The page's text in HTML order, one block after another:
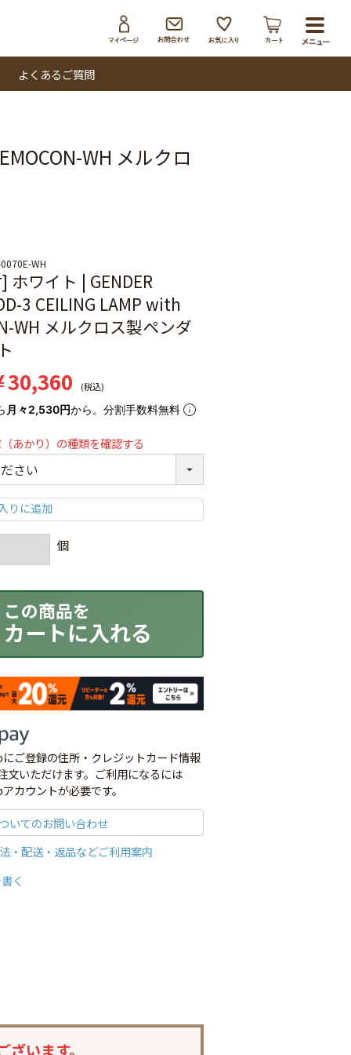
よくあるご質問
WH メルクロ
WH
ホワイト | GENDER
3 CEILING LAMP with
WH メルクロス製ペンダ
30,360 税込
月々2,530円から。分割手数料無料
あかり）の種類を確認する
カートに入れる
ご登録の住所・クレジットカード情報
文いただけます。ご利用になるには
カウントが必要です。
いてのお問い合わせ
・配送・返品などご利用案内
く
います。